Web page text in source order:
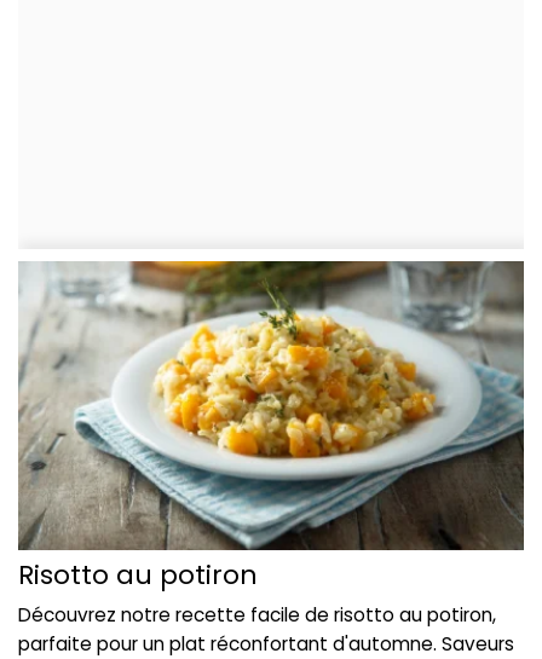
Risotto au potiron
Découvrez notre recette facile de risotto au potiron,
parfaite pour un plat réconfortant d'automne. Saveurs